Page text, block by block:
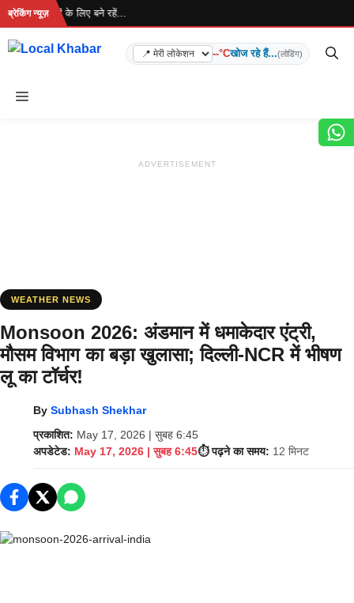
Skip
content
ब्रेकिंग न्यूज़
ताज़ा खबरों के लिए बने रहें...
--°Cखोज रहे हैं...(लोडिंग)
Menu
ADVERTISEMENT
WEATHER NEWS
Monsoon 2026: अंडमान में धमाकेदार एंट्री,
मौसम विभाग का बड़ा खुलासा; दिल्ली-NCR में भीषण
लू का टॉर्चर!
By Subhash Shekhar
प्रकाशित: May 17, 2026 | सुबह 6:45
अपडेटेड: May 17, 2026 | सुबह 6:45⏱️ पढ़ने का समय: 12 मिनट